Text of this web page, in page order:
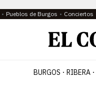
Pueblos de Burgos Conciertos
BURGOS RIBERA